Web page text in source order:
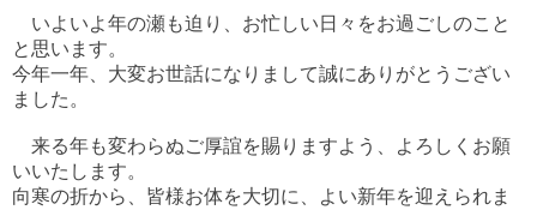
いよいよ年の瀬も迫り、お忙しい日々をお過ごしのこと
と思います。
今年一年、大変お世話になりまして誠にありがとうござい
ました。
来る年も変わらぬご厚誼を賜りますよう、よろしくお願
いいたします。
向寒の折から、皆様お体を大切に、よい新年を迎えられま